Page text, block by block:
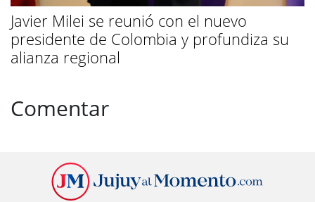
Javier Milei se reunió con el nuevo
presidente de Colombia y profundiza su
alianza regional
Comentar